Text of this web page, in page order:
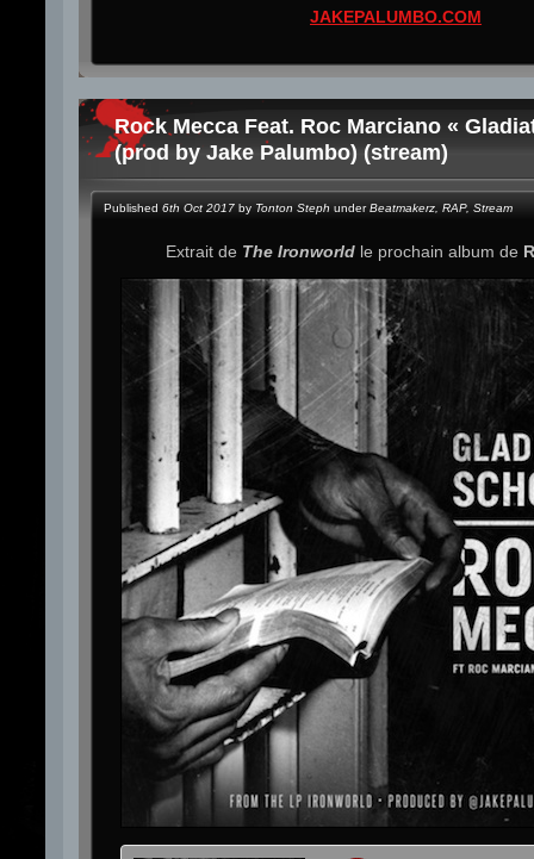
JAKEPALUMBO.COM
Rock Mecca Feat. Roc Marciano «
(prod by Jake Palumbo) (stream)
Published 6th Oct 2017 by Tonton Steph underBeatmakerz RAP, Stream
Extrait de The Ironworldle prochain album de